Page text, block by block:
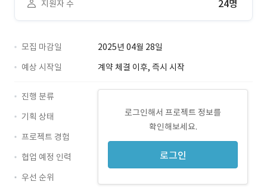
지원자 수 24명
모집 마감일
2025년 04월 28일
예상 시작일
계약 체결 이후, 즉시 시작
로그인해서 프로젝트 정보를
확인해보세요.
로그인
진행 분류
기획 상태
프로젝트 경험
협업 예정 인력
우선 순위